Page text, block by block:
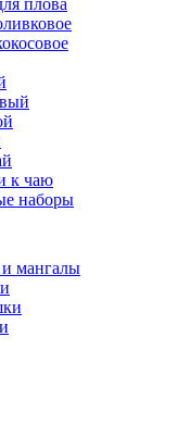
плова
к чаю
наборы
мангалы